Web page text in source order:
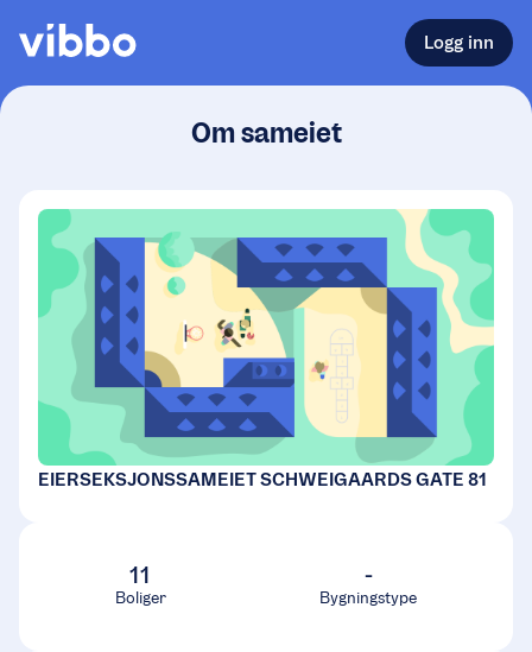
Logg inn
Om sameiet
EIERSEKSJONSSAMEIET SCHWEIGAARDS GATE 81
11
Boliger
-
Bygningstype